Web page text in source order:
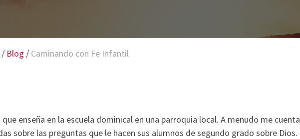
/ Blog / Caminando con Fe Infantil
enseña en la escuela dominical en una parroquia local. A menudo me cuenta
sobre las preguntas que le hacen sus alumnos de segundo grado sobre Dios.